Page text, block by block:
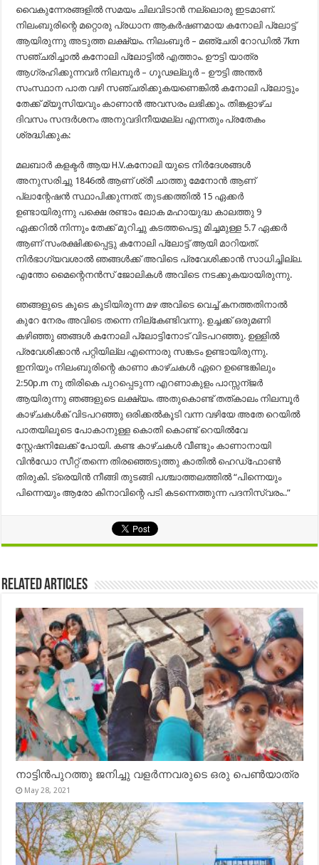
വൈകുന്നേരങ്ങളിൽ സമയം ചിലവിടാൻ നല്ലൊരു ഇടമാണ്.
നിലംബുരിന്റെ മറ്റൊരു പ്രധാന ആകർഷണമായ കനോലി പ്ലോട്ട്
ആയിരുന്നു അടുത്ത ലക്ഷ്യം. നിലംബൂർ – മഞ്ചേരി റോഡിൽ 7km
സഞ്ചരിച്ചാൽ കനോലി പ്ലോട്ടിൽ എത്താം. ഊട്ടി യാത്ര
ആഗ്രഹിക്കുന്നവർ നിലമ്പൂർ – ഗൂഢല്ലൂർ – ഊട്ടി അന്തർ
സംസ്ഥാന പാത വഴി സഞ്ചരിക്കുകയണെങ്കിൽ കനോലി പ്ലോട്ടും
തേക്ക് മ്യൂസിയവും കാണാൻ അവസരം ലഭിക്കും. തിങ്കളാഴ്ച
ദിവസം സന്ദർശനം അനുവദിനീയമല്ല എന്നതും പ്രതേകം
ശ്രദ്ധിക്കുക:
മലബാർ കളക്ടർ ആയ H.V.കനോലി യുടെ നിർദേശങ്ങൾ
അനുസരിച്ചു 1846ൽ ആണ് ശ്രീ ചാത്തു മേനോൻ ആണ്
പ്ലാന്റേഷൻ സ്ഥാപിക്കുന്നത്. തുടക്കത്തിൽ 15 ഏക്കർ
ഉണ്ടായിരുന്നു പക്ഷെ രണ്ടാം ലോക മഹായുദ്ധ കാലത്തു 9
ഏക്കറിൽ നിന്നും തേക്ക് മുറിച്ചു കടത്തപെട്ടു മിച്ചമുള്ള 5.7 ഏക്കർ
ആണ് സംരക്ഷിക്കപ്പെട്ടു കനോലി പ്ലോട്ട് ആയി മാറിയത്.
നിർഭാഗ്യവശാൽ ഞങ്ങൾക്ക് അവിടെ പ്രവേശിക്കാൻ സാധിച്ചില്ല.
എന്തോ മൈന്റെനൻസ് ജോലികൾ അവിടെ നടക്കുകയായിരുന്നു.
ഞങ്ങളുടെ കൂടെ കൂടിയിരുന്ന മഴ അവിടെ വെച്ച് കനത്തതിനാൽ
കുറേ നേരം അവിടെ തന്നെ നില്കേണ്ടിവന്നു. ഉച്ചക്ക് ഒരുമണി
കഴിഞ്ഞു ഞങ്ങൾ കനോലി പ്ലോട്ടിനോട് വിടപറഞ്ഞു. ഉള്ളിൽ
പ്രവേശിക്കാൻ പറ്റിയില്ല എന്നൊരു സങ്കടം ഉണ്ടായിരുന്നു.
ഇനിയും നിലംബുരിന്റെ കാണാ കാഴ്ചകൾ ഏറെ ഉണ്ടെങ്കിലും
2:50p.m നു തിരികെ പുറപ്പെടുന്ന എറണാകുളം പാസ്സന്ജർ
ആയിരുന്നു ഞങ്ങളുടെ ലക്ഷ്യം. അതുകൊണ്ട് തത്കാലം നിലമ്പൂർ
കാഴ്ചകൾക് വിടപറഞ്ഞു ഒരിക്കൽകൂടി വന്ന വഴിയേ അതേ റെയിൽ
പാതയിലൂടെ പോകാനുള്ള കൊതി കൊണ്ട് റെയിൽവേ
സ്റ്റേഷനിലേക്ക് പോയി. കണ്ട കാഴ്ചകൾ വീണ്ടും കാണാനായി
വിൻഡോ സീറ്റ്‌ തന്നെ തിരഞ്ഞെടുത്തു കാതിൽ ഹെഡ്‍ഫോൺ
തിരുകി. ട്രെയിൻ നീങ്ങി തുടങ്ങി പശ്ചാത്തലത്തിൽ “പിന്നെയും
പിന്നെയും ആരോ കിനാവിന്റെ പടി കടന്നെത്തുന്ന പദനിസ്വരം..”
Related Articles
നാട്ടിൻപുറത്തു ജനിച്ചു വളർന്നവരുടെ ഒരു പെൺയാത്ര
May 28, 2021